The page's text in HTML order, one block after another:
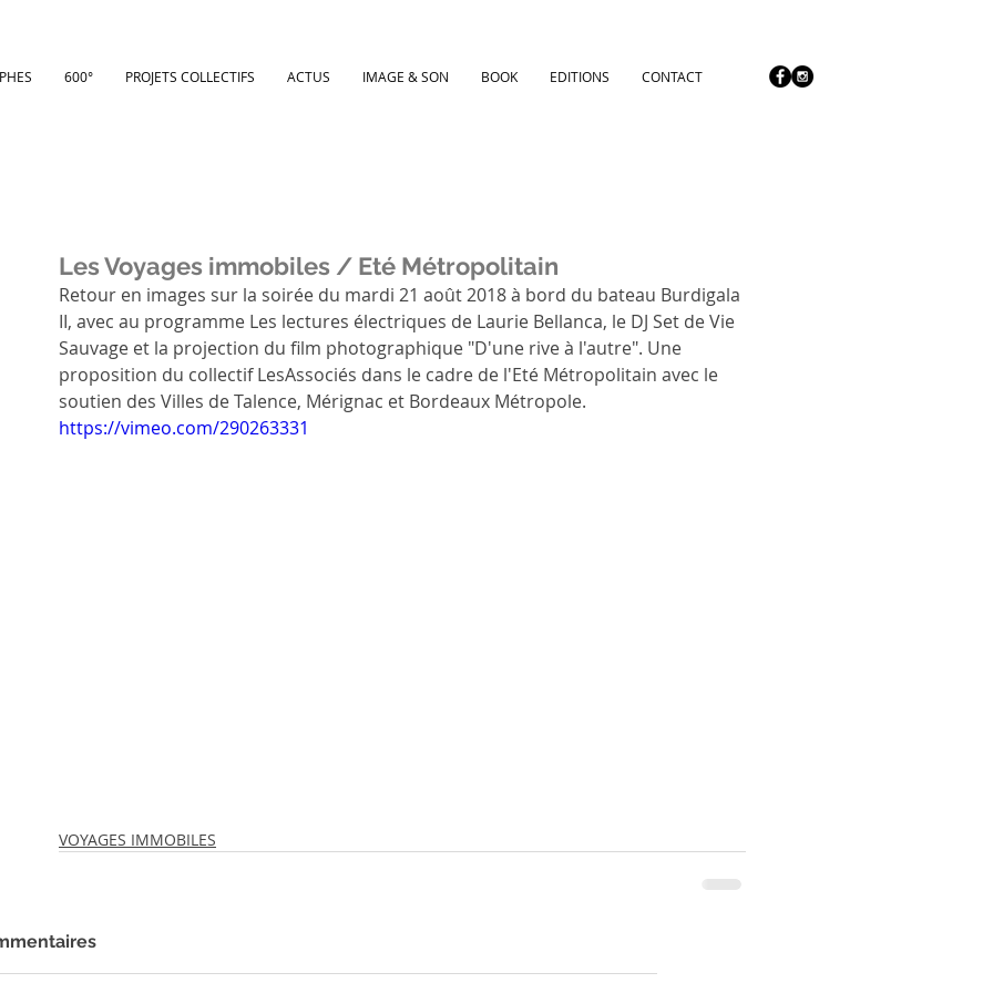
600° PROJETS COLLECTIFS ACTUS IMAGE & SON BOOK EDITIONS CONTACT
Les Voyages immobiles / Eté Métropolitain
Retour en images sur la soirée du mardi 21 août 2018 à bord du bateau Burdigala
II, avec au programme Les lectures électriques de Laurie Bellanca, le DJ Set de Vie
Sauvage et la projection du film photographique "D'une rive à l'autre". Une
proposition du collectif LesAssociés dans le cadre de l'Eté Métropolitain avec le
soutien des Villes de Talence, Mérignac et Bordeaux Métropole.
https://vimeo.com/290263331
VOYAGES IMMOBILES